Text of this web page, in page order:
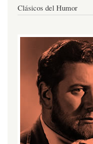
Clásicos del Humor